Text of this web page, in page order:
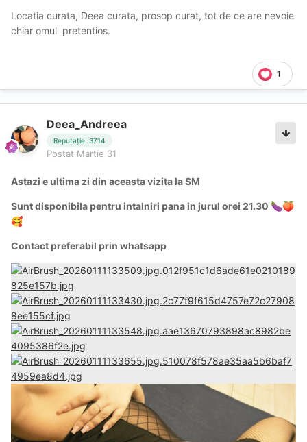
Locatia curata, Deea curata, prosop curat, tot de ce are nevoie
chiar omul pretentios.
1
Deea_Andreea
Reputație: 3714
Postat Martie 31
Astazi e ultima zi din aceasta vizita la SM
Sunt disponibila pentru intalniri pana in jurul orei 21.30 🍆🍑
🥰
Contact preferabil prin whatsapp